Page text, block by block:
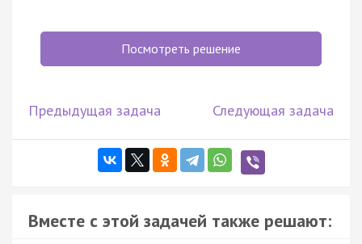
Посмотреть решение
Предыдущая задача Следующая задача
Вместе с этой задачей также решают: